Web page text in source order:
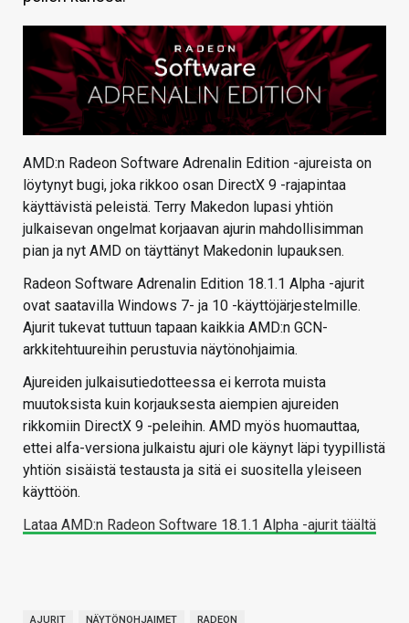
VAIHDA TEEMA
HAKU
AMD:n Radeon Software Adrenalin Edition -ajureista on
löytynyt bugi, joka rikkoo osan DirectX 9 -rajapintaa
käyttävistä peleistä. Terry Makedon lupasi yhtiön
julkaisevan ongelmat korjaavan ajurin mahdollisimman
pian ja nyt AMD on täyttänyt Makedonin lupauksen.
Radeon Software Adrenalin Edition 18.1.1 Alpha -ajurit
ovat saatavilla Windows 7- ja 10 -käyttöjärjestelmille.
Ajurit tukevat tuttuun tapaan kaikkia AMD:n GCN-
arkkitehtuureihin perustuvia näytönohjaimia.
Ajureiden julkaisutiedotteessa ei kerrota muista
muutoksista kuin korjauksesta aiempien ajureiden
rikkomiin DirectX 9 -peleihin. AMD myös huomauttaa,
ettei alfa-versiona julkaistu ajuri ole käynyt läpi tyypillistä
yhtiön sisäistä testausta ja sitä ei suositella yleiseen
käyttöön.
Lataa AMD:n Radeon Software 18.1.1 Alpha -ajurit täältä
AJURIT NÄYTÖNOHJAIMET RADEON